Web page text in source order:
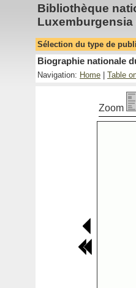
Bibliothèque
Luxemburgensia
Sélection du type de
Biographie nationale
Navigation: Home Table
Zoom